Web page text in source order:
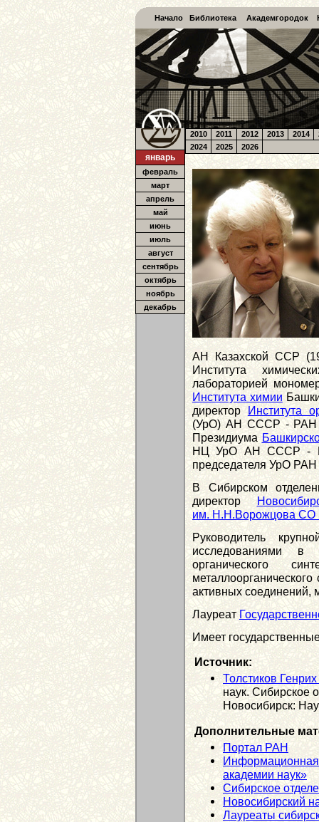
Начало Библиотека Академгородок
январь
февраль
март
апрель
май
июнь
июль
август
сентябрь
октябрь
ноябрь
декабрь
2010 2011 2012 2013 2014
2024
2025 2026
АН Казахской ССР
Института
лабораторией
Института химии
директорИнститута
(УрО) АН СССР - РАН
Президиума
НЦ УрО АН СССР -
председателя УрО РАН
В Сибирском
директор
им. Н.Н.Ворожцова
Руководитель
исследованиями в
органического
активных соединений,
Лауреат
Имеет
Источник:
Толстиков
наук. Сибирское
Новосибирск:
Дополнительные
Портал РАН
Информационная
академии наук»
Сибирское
Новосибирский
Лауреаты